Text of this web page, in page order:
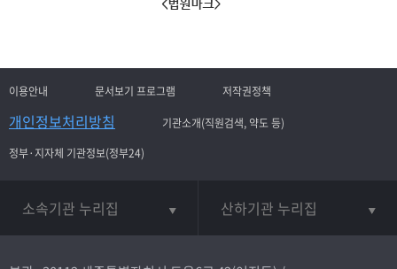
이용안내 문서보기 프로그램 저작권정책
개인정보처리방침
기관소개(직원검색, 약도 등)
정부·지자체 기관정보(정부24)
소속기관 누리집 산하기관 누리집